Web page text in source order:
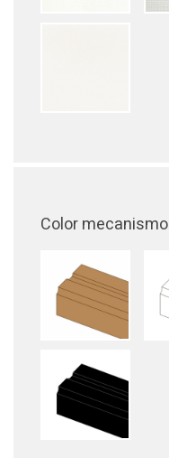
Color mecanismo